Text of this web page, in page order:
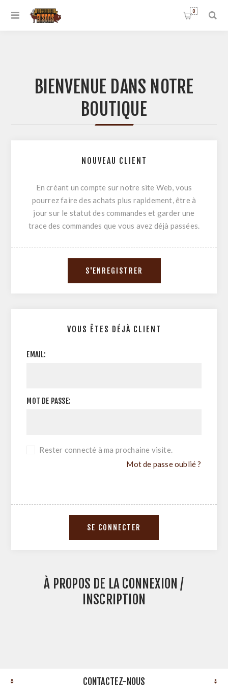
0
BIENVENUE DANS NOTRE
BOUTIQUE
NOUVEAU CLIENT
En créant un compte sur notre site Web, vous
pourrez faire des achats plus rapidement, être à
jour sur le statut des commandes et garder une
trace des commandes que vous avez déjà passées.
VOUS ÊTES DÉJÀ CLIENT
EMAIL:
MOT DE PASSE:
Rester connecté à ma prochaine visite.
Mot de passe oublié ?
À PROPOS DE LA CONNEXION /
INSCRIPTION
CONTACTEZ-NOUS